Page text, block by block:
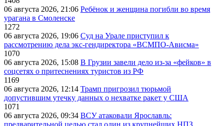
06 августа 2026, 21:06 Ребёнок и женщина погибли во время
урагана в Смоленске
1272
06 августа 2026, 19:06 Суд на Урале приступил к
рассмотрению дела экс-гендиректора «ВСМПО-Ависма»
1070
06 августа 2026, 15:08 В Грузии завели дело из-за «фейков» в
соцсетях о притеснениях туристов из РФ
1169
06 августа 2026, 12:14 Трамп пригрозил тюрьмой
допустившим утечку данных о нехватке ракет у США
1071
06 августа 2026, 09:34 ВСУ атаковали Ярославль:
предварительной целью стал один из крупнейших НПЗ